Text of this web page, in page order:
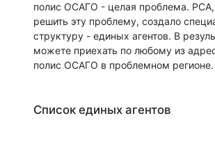
полис ОСАГО - целая проблема.
решить эту проблему, создало
структуру - единых агентов. В
можете приехать по любому из
полис ОСАГО в проблемном регионе.
Список единых агентов